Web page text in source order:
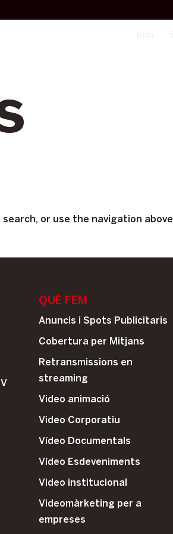
or use the navigation above
QUÈ FEM
Anuncis i Spots Publicitaris
Cobertura per Mitjans
Retransmissions en
streaming
Video animació
Video Corporatiu
Vídeo Documentals
Vídeo Esdeveniments
Video institucional
Videomàrketing per a
empreses